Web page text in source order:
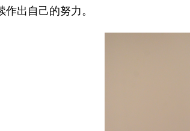
出自己的努力。